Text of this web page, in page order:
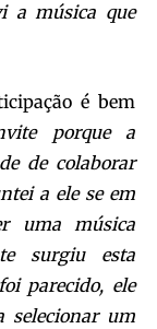
a música que
é bem
porque a
de colaborar
a ele se em
uma música
surgiu esta
parecido, ele
selecionar um